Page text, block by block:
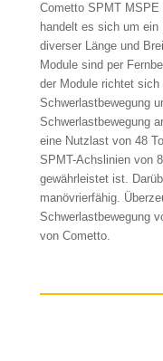
Cometto SPMT
handelt es sich um
diverser Länge und
Module sind per
der Module richtet
Schwerlastbewegung
Schwerlastbewegung
eine Nutzlast von 48
SPMT-Achslinien von
gewährleistet ist.
manövrierfähig.
Schwerlastbewegung
von Cometto.